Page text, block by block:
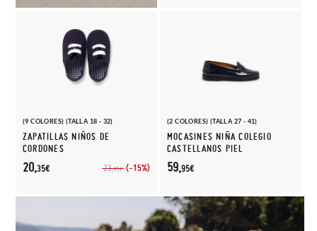
(9 COLORES) (TALLA 18 - 32)
ZAPATILLAS NIÑOS DE
CORDONES
23,95€ (-15%)
20,35€
(2 COLORES) (TALLA 27 - 41)
MOCASINES NIÑA COLEGIO
CASTELLANOS PIEL
59,95€